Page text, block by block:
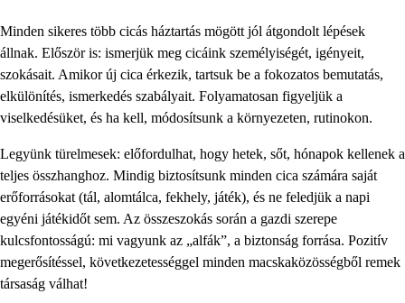
Minden sikeres több cicás háztartás mögött jól átgondolt lépések
állnak. Először is: ismerjük meg cicáink személyiségét, igényeit,
szokásait. Amikor új cica érkezik, tartsuk be a fokozatos bemutatás,
elkülönítés, ismerkedés szabályait. Folyamatosan figyeljük a
viselkedésüket, és ha kell, módosítsunk a környezeten, rutinokon.
Legyünk türelmesek: előfordulhat, hogy hetek, sőt, hónapok kellenek a
teljes összhanghoz. Mindig biztosítsunk minden cica számára saját
erőforrásokat (tál, alomtálca, fekhely, játék), és ne feledjük a napi
egyéni játékidőt sem. Az összeszokás során a gazdi szerepe
kulcsfontosságú: mi vagyunk az „alfák”, a biztonság forrása. Pozitív
megerősítéssel, következetességgel minden macskaközösségből remek
társaság válhat!